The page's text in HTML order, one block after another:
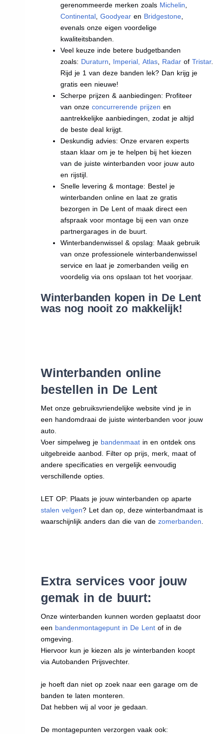
gerenommeerde merken zoals Michelin
Continental ,Goodyear en Bridgestone
evenals onze eigen voordelige
kwaliteitsbanden.
Veel keuze inde betere budgetbanden
zoals: Duraturn Imperial Atlas Radar ofTristar.
Rijd je 1 van deze banden lek? Dan krijg je
gratis een nieuwe!
Scherpe prijzen & aanbiedingen: Profiteer
van onzeconcurrerende prijzen en
aantrekkelijke aanbiedingen, zodat je altijd
de beste deal krijgt.
Deskundig advies: Onze ervaren experts
staan klaar om je te helpen bij het kiezen
van de juiste winterbanden voor jouw auto
en rijstijl.
Snelle levering & montage: Bestel je
winterbanden online en laat ze gratis
bezorgen in De Lent of maak direct een
afspraak voor montage bij een van onze
partnergarages in de buurt.
Winterbandenwissel & opslag: Maak gebruik
van onze professionele winterbandenwissel
service en laat je zomerbanden veilig en
voordelig via ons opslaan tot het voorjaar.
Winterbanden kopen in De Lent
was nog nooit zo makkelijk!
Winterbanden online
bestellen in De Lent
Met onze gebruiksvriendelijke website vind je in
een handomdraai de juiste winterbanden voor jouw
auto.
Voer simpelweg je bandenmaat in en ontdek ons
uitgebreide aanbod. Filter op prijs, merk, maat of
andere specificaties en vergelijk eenvoudig
verschillende opties.
LET OP: Plaats je jouw winterbanden op aparte
stalen velgen? Let dan op, deze winterbandmaat is
waarschijnlijk anders dan die van dezomerbanden
Extra services voor jouw
gemak in de buurt:
Onze winterbanden kunnen worden geplaatst door
een bandenmontagepunt in De Lent of in de
omgeving.
Hiervoor kun je kiezen als je winterbanden koopt
via Autobanden Prijsvechter.
je hoeft dan niet op zoek naar een garage om de
banden te laten monteren.
Dat hebben wij al voor je gedaan.
De montagepunten verzorgen vaak ook: